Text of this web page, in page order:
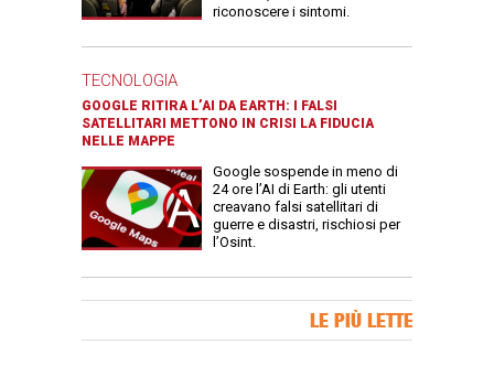
riconoscere i sintomi.
TECNOLOGIA
GOOGLE RITIRA L’AI DA EARTH: I FALSI
SATELLITARI METTONO IN CRISI LA FIDUCIA
NELLE MAPPE
Google sospende in meno di
24 ore l’AI di Earth: gli utenti
creavano falsi satellitari di
guerre e disastri, rischiosi per
l’Osint.
LE PIÙ LETTE